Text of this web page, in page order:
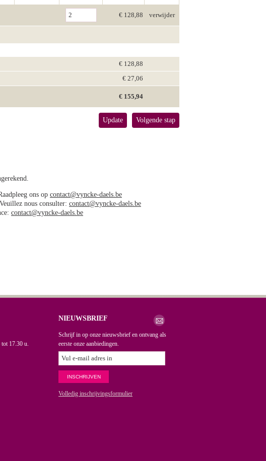
€ 128,88 verwijder
€ 128,88
€ 27,06
€ 155,94
Volgende stap
Update
ons op contact@vyncke-daels.be
nous consulter: contact@vyncke-daels.be
contact@vyncke-daels.be
17.30 u.
NIEUWSBRIEF
Schrijf in op onze nieuwsbrief en ontvang als
eerste onze aanbiedingen.
Volledig inschrijvingsformulier